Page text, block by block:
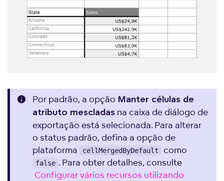
Por padrão, a opção Manter células de
atributo mescladas na caixa de diálogo de
exportação está selecionada. Para alterar
o status padrão, defina a opção de
plataforma
cellMergedByDefault como
false . Para obter detalhes, consulte
Configurar vários recursos utilizando